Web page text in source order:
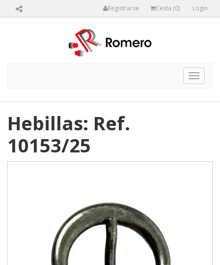
Registrarse Cesta (0) Login
Toggle
Hebillas: Ref.
10153/25